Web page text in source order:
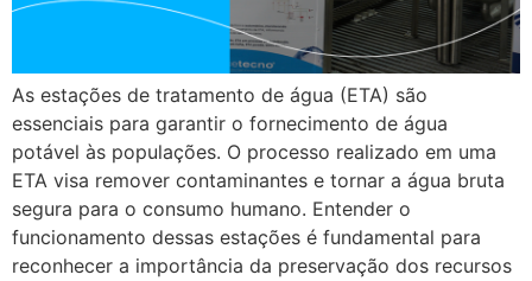
As estações de tratamento de água (ETA) são
essenciais para garantir o fornecimento de água
potável às populações. O processo realizado em uma
ETA visa remover contaminantes e tornar a água bruta
segura para o consumo humano. Entender o
funcionamento dessas estações é fundamental para
reconhecer a importância da preservação dos recursos